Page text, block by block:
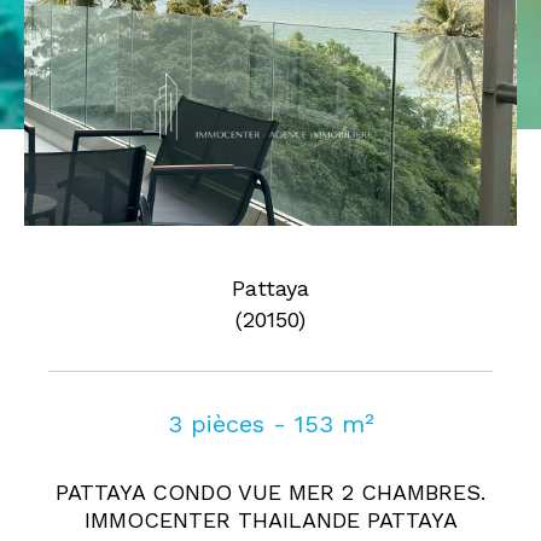
Pattaya
(20150)
3 pièces - 153 m²
PATTAYA CONDO VUE MER 2 CHAMBRES.
IMMOCENTER THAILANDE PATTAYA
Pièces
0 1 2 3 4 5
Où
Où
AFFINER LES CRITÈRES
FILTRER PAR